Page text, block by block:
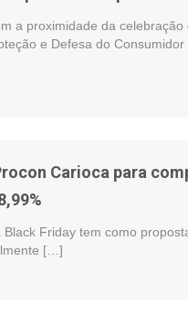
a proximidade da
e Defesa do
Carioca para
Friday tem como
[…]